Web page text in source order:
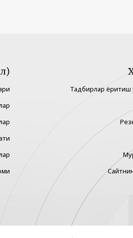
Тадбирлар ёритиш